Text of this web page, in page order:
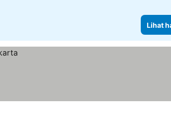
Lihat